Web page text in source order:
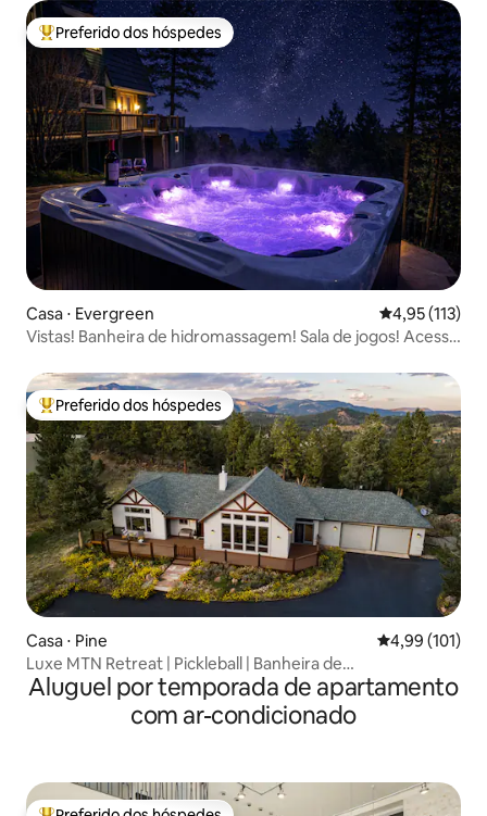
Entre os melhores preferidos dos hóspedes
Preferido dos hóspedes
Casa ⋅ Evergreen 4,95 de uma
4,95 (113)
Vistas! Banheira de hidromassagem! Sala de jogos! Acesso
Entre os melhores preferidos dos hóspedes
Preferido dos hóspedes
Casa ⋅ Pine 4,99 de uma
4,99 (101)
Luxe MTN Retreat | Pickleball | Banheira de
hidromassagem | Fogueira
Aluguel por temporada de apartamento
com ar-condicionado